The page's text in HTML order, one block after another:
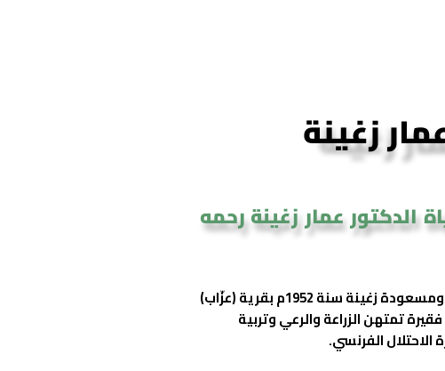
زغينة
الدكتور عمار زغينة رحمه
ولد عمار بن محمد بن جعفر بن مخلوف ومسعودة زغينة سنة 1952م بقرية (عزّاب)
تمتهن الزراعة والرعي وتربية
الاحتلال الفرنسي.